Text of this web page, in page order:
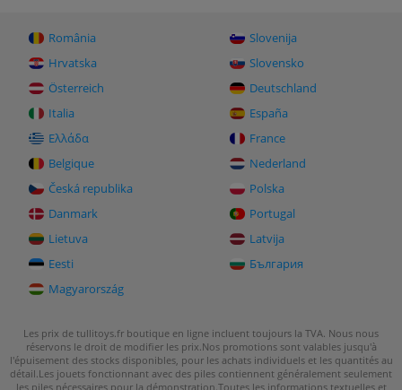
România
Slovenija
Hrvatska
Slovensko
Österreich
Deutschland
Italia
España
Ελλάδα
France
Belgique
Nederland
Česká republika
Polska
Danmark
Portugal
Lietuva
Latvija
Eesti
България
Magyarország
Les prix de tullitoys.fr boutique en ligne incluent toujours la TVA. Nous nous
réservons le droit de modifier les prix.Nos promotions sont valables jusqu'à
l'épuisement des stocks disponibles, pour les achats individuels et les quantités au
détail.Les jouets fonctionnant avec des piles contiennent généralement seulement
les piles nécessaires pour la démonstration. Toutes les informations textuelles et